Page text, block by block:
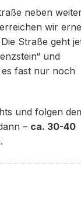
neben
wir
Straße geht
und
fast nur noch
und folgen
– ca. 30-40